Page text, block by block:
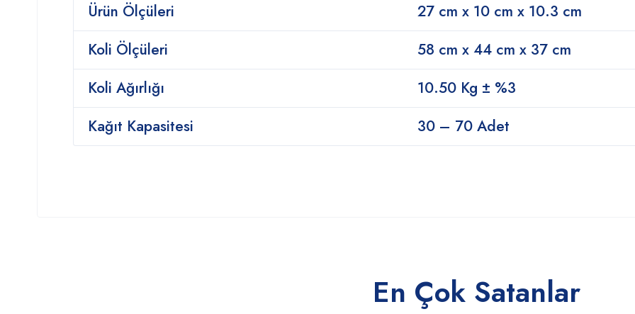
Ürün Ölçüleri
27 cm x 10 cm x 10.3 cm
Koli Ölçüleri
58 cm x 44 cm x 37 cm
Koli Ağırlığı
10.50 Kg ± %3
Kağıt Kapasitesi
30 – 70 Adet
En Çok Satanlar